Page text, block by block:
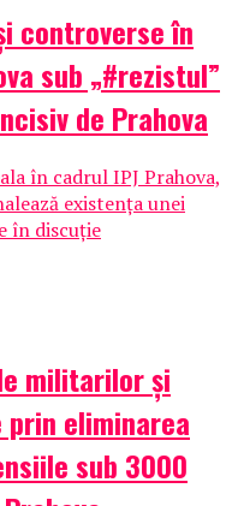
controverse în
sub „#rezistul”
de Prahova
în cadrul IPJ Prahova,
existența unei
în discuție
militarilor și
eliminarea
sub 3000